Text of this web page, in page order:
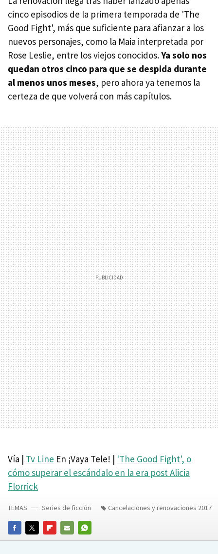
cinco episodios de la primera temporada de 'The
Good Fight', más que suficiente para afianzar a los
nuevos personajes, como la Maia interpretada por
Rose Leslie, entre los viejos conocidos.Ya solo nos
quedan otros cinco para que se despida durante
al menos unos meses, pero ahora ya tenemos la
certeza de que volverá con más capítulos.
Vía | Tv Line En ¡Vaya Tele! | 'The Good Fight', o
cómo superar el escándalo en la era post Alicia
Florrick
FACEBOOKTWITTERFLIPBOARD
E-
WHATSAPP
TEMAS Series de ficción Cancelaciones y renovaciones 2017